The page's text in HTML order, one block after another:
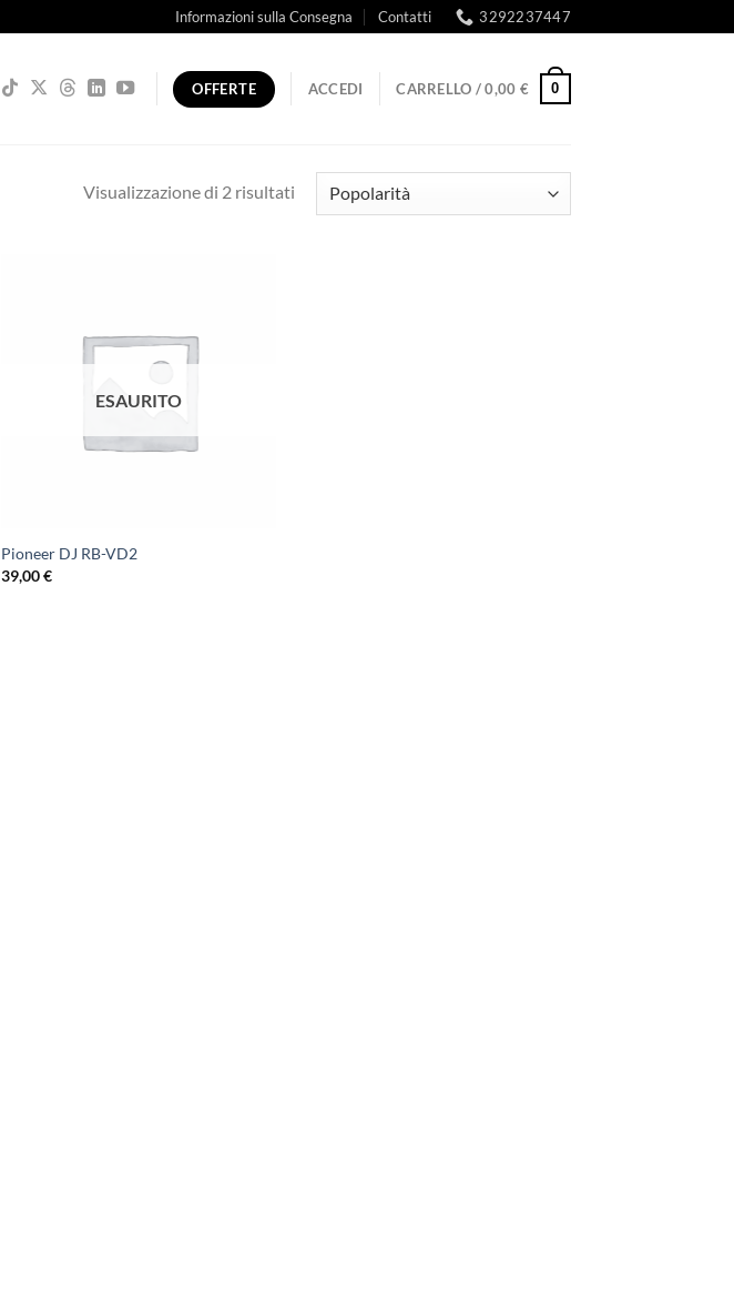
Informazioni sulla Consegna Contatti 3292237447
OFFERTE ACCEDI CARRELLO /0,00 € 0
Visualizzazione di 2 risultatiPopolarità
ESAURITO
Pioneer DJ RB-VD2
39,00€